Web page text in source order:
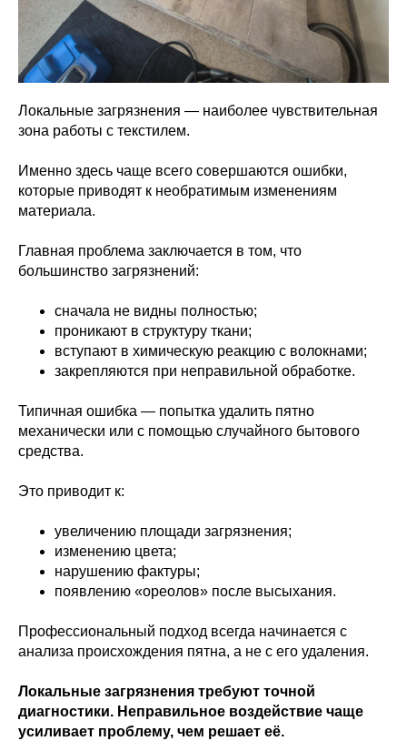
Локальные загрязнения — наиболее чувствительная
зона работы с текстилем.
Именно здесь чаще всего совершаются ошибки,
которые приводят к необратимым изменениям
материала.
Главная проблема заключается в том, что
большинство загрязнений:
сначала не видны полностью;
проникают в структуру ткани;
вступают в химическую реакцию с волокнами;
закрепляются при неправильной обработке.
Типичная ошибка — попытка удалить пятно
механически или с помощью случайного бытового
средства.
Это приводит к:
увеличению площади загрязнения;
изменению цвета;
нарушению фактуры;
появлению «ореолов» после высыхания.
Профессиональный подход всегда начинается с
анализа происхождения пятна, а не с его удаления.
Локальные загрязнения требуют точной
диагностики. Неправильное воздействие чаще
усиливает проблему, чем решает её.